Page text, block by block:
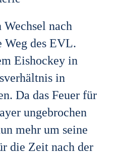
nach
Weg des EVL.
Eishockey in
in
Da das Feuer für
ungebrochen
mehr um seine
die Zeit nach der